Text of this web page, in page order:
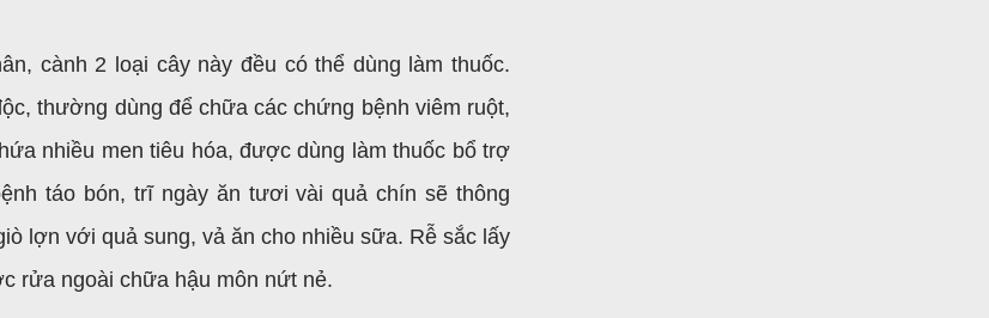
cành 2 loại cây này đều có thể dùng làm thuốc.
thường dùng để chữa các chứng bệnh viêm ruột,
nhiều men tiêu hóa, được dùng làm thuốc bổ trợ
táo bón, trĩ ngày ăn tươi vài quả chín sẽ thông
lợn với quả sung, vả ăn cho nhiều sữa. Rễ sắc lấy
rửa ngoài chữa hậu môn nứt nẻ.